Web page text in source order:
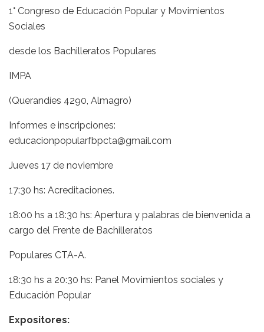
1° Congreso de Educación Popular y Movimientos
Sociales
desde los Bachilleratos Populares
IMPA
(Querandíes 4290, Almagro)
Informes e inscripciones:
educacionpopularfbpcta@gmail.com
Jueves 17 de noviembre
17:30 hs: Acreditaciones.
18:00 hs a 18:30 hs: Apertura y palabras de bienvenida a
cargo del Frente de Bachilleratos
Populares CTA-A.
18:30 hs a 20:30 hs: Panel Movimientos sociales y
Educación Popular
Expositores: